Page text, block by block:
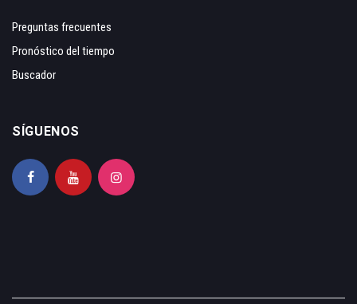
Preguntas frecuentes
Pronóstico del tiempo
Buscador
SÍGUENOS